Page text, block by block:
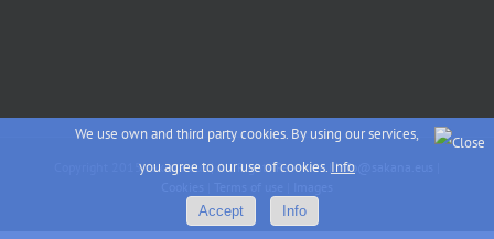
Copyright 2015 sakana.eus | All Rights Reserved |info@sakana.eus
We use own and third party cookies. By using our services,
you agree to our use of cookies. Info
Accept Info